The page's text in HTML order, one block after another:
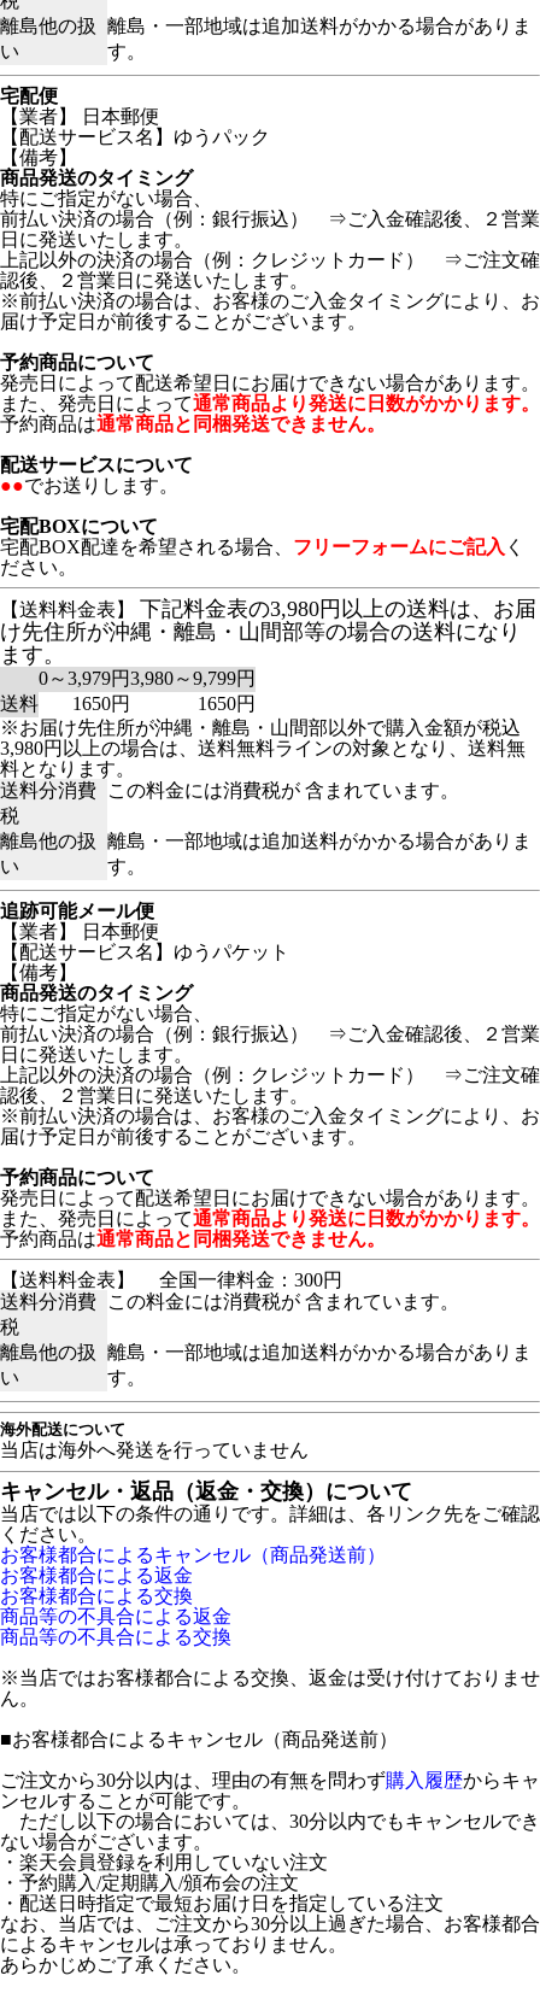
離島他の扱
い
離島・一部地域は追加送料がかかる場合がありま
す。
宅配便
【業者】 日本郵便
【配送サービス名】ゆうパック
【備考】
商品発送のタイミング
特にご指定がない場合、
前払い決済の場合（例：銀行振込） ⇒ご入金確認後、２営業
日に発送いたします。
上記以外の決済の場合（例：クレジットカード） ⇒ご注文確
認後、２営業日に発送いたします。
※前払い決済の場合は、お客様のご入金タイミングにより、お
届け予定日が前後することがございます。
予約商品について
発売日によって配送希望日にお届けできない場合があります。
また、発売日によって通常商品より発送に日数がかかります。
予約商品は通常商品と同梱発送できません。
配送サービスについて
●●でお送りします。
宅配BOXについて
宅配BOX配達を希望される場合、 フリーフォームにご記入 く
ださい。
【送料料金表】
下記料金表の3,980円以上の送料は、お届
け先住所が沖縄・離島・山間部等の場合の送料になり
ます。
0～3,979円3,980～9,799円
送料
1650円
1650円
※お届け先住所が沖縄・離島・山間部以外で購入金額が税込
3,980円以上の場合は、送料無料ラインの対象となり、送料無
料となります。
送料分消費
税
この料金には消費税が 含まれています。
離島他の扱
い
離島・一部地域は追加送料がかかる場合がありま
す。
追跡可能メール便
【業者】 日本郵便
【配送サービス名】ゆうパケット
【備考】
商品発送のタイミング
特にご指定がない場合、
前払い決済の場合（例：銀行振込） ⇒ご入金確認後、２営業
日に発送いたします。
上記以外の決済の場合（例：クレジットカード） ⇒ご注文確
認後、２営業日に発送いたします。
※前払い決済の場合は、お客様のご入金タイミングにより、お
届け予定日が前後することがございます。
予約商品について
発売日によって配送希望日にお届けできない場合があります。
また、発売日によって通常商品より発送に日数がかかります。
予約商品は通常商品と同梱発送できません。
【送料料金表】
全国一律料金：300円
送料分消費
税
この料金には消費税が 含まれています。
離島他の扱
い
離島・一部地域は追加送料がかかる場合がありま
す。
海外配送について
当店は海外へ発送を行っていません
キャンセル・返品（返金・交換）について
当店では以下の条件の通りです。詳細は、各リンク先をご確認
ください。
お客様都合によるキャンセル（商品発送前）
お客様都合による返金
お客様都合による交換
商品等の不具合による返金
商品等の不具合による交換
※当店ではお客様都合による交換、返金は受け付けておりませ
ん。
■お客様都合によるキャンセル（商品発送前）
ご注文から30分以内は、理由の有無を問わず購入履歴からキャ
ンセルすることが可能です。
ただし以下の場合においては、30分以内でもキャンセルでき
ない場合がございます。
・楽天会員登録を利用していない注文
・予約購入/定期購入/頒布会の注文
・配送日時指定で最短お届け日を指定している注文
なお、当店では、ご注文から30分以上過ぎた場合、お客様都合
によるキャンセルは承っておりません。
あらかじめご了承ください。